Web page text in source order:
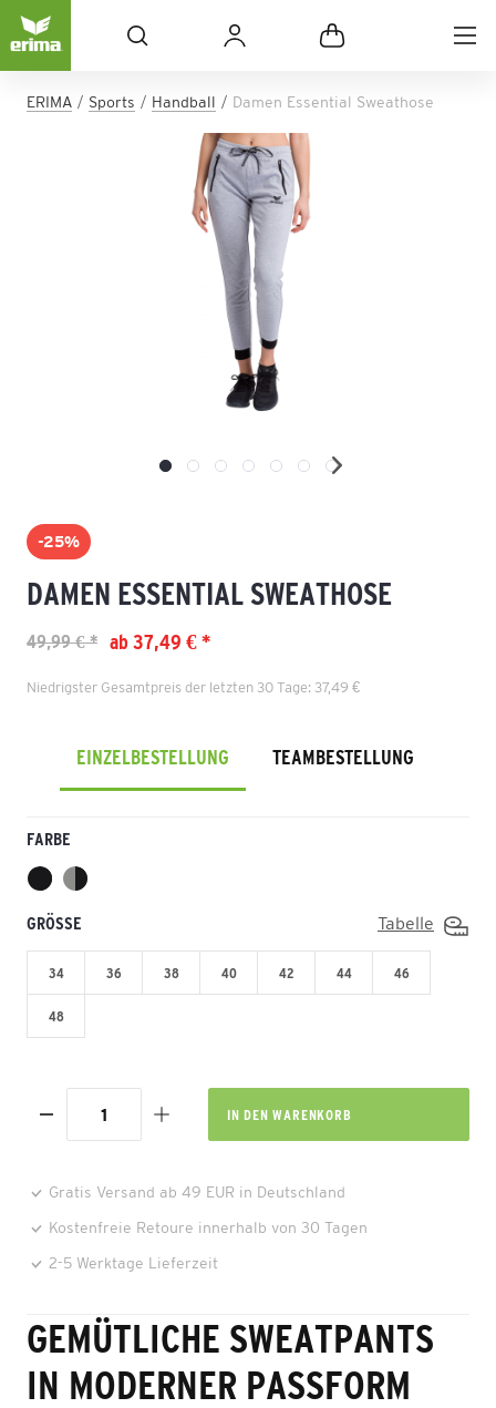
ERIMA Sports Handball Damen Essential Sweathose
-25%
DAMEN ESSENTIAL SWEATHOSE
ab 37,49 € *
49,99 € *
Niedrigster Gesamtpreis der letzten 30 Tage: 37,49 €
EINZELBESTELLUNG TEAMBESTELLUNG
FARBE
GRÖSSE Tabelle
34 36 38 40 42 44 46
48
IN DEN WARENKORB
Gratis Versand ab 49 EUR in Deutschland
Kostenfreie Retoure innerhalb von 30 Tagen
2-5 Werktage Lieferzeit
GEMÜTLICHE SWEATPANTS
IN MODERNER PASSFORM